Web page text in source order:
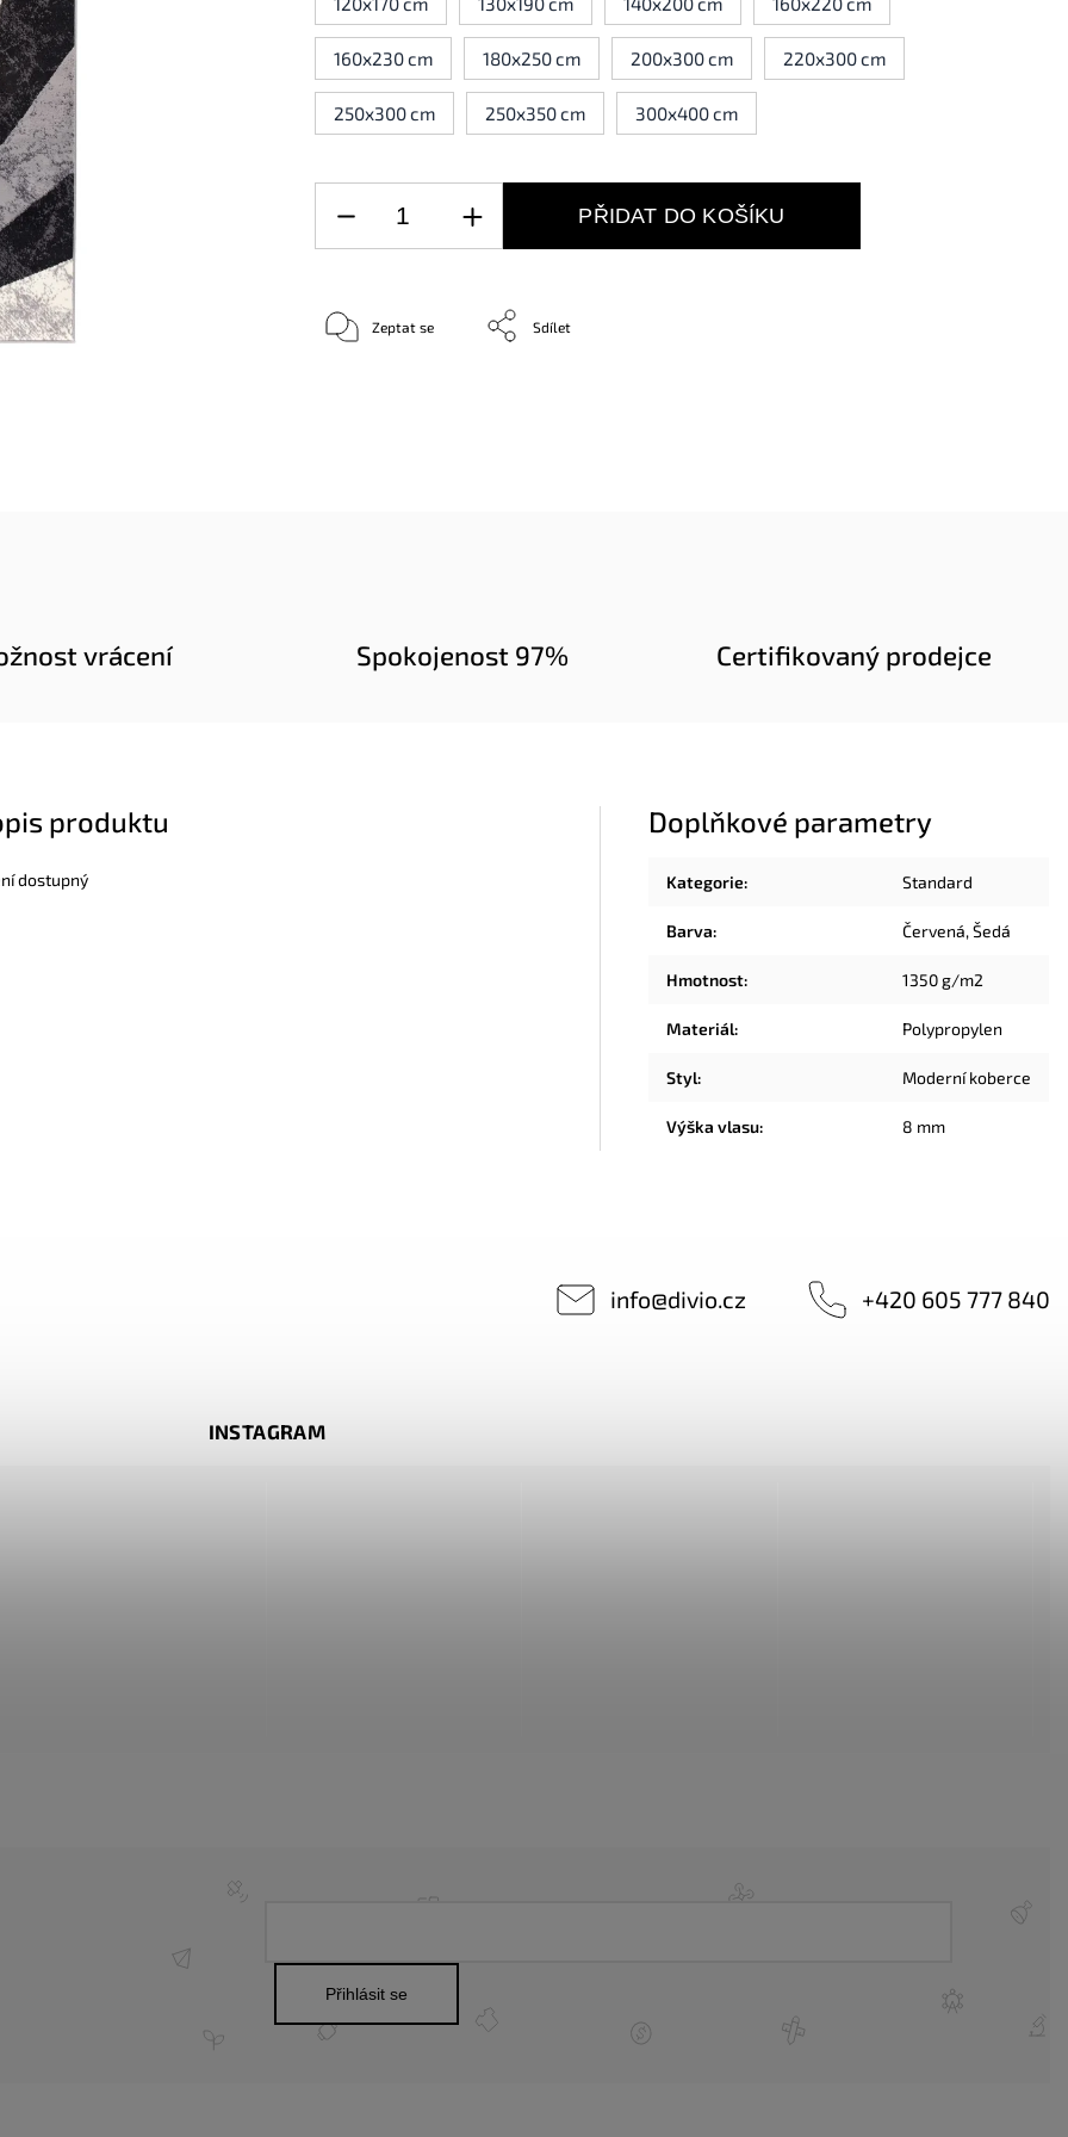
160x230 cm 180x250 cm 200x300 cm 220x300 cm
250x300 cm 250x350 cm 300x400 cm
PŘIDAT DO KOŠÍKU
Zeptat se Sdílet
vrácení Spokojenost 97% Certifikovaný prodejce
produktu
dostupný
Doplňkové parametry
Kategorie: Standard
Barva: Červená,Šedá
Hmotnost: 1350 g/m2
Materiál: Polypropylen
Styl: Moderní koberce
Výška vlasu: 8 mm
info@divio.cz +420 605 777 840
INSTAGRAM
Přihlásit se